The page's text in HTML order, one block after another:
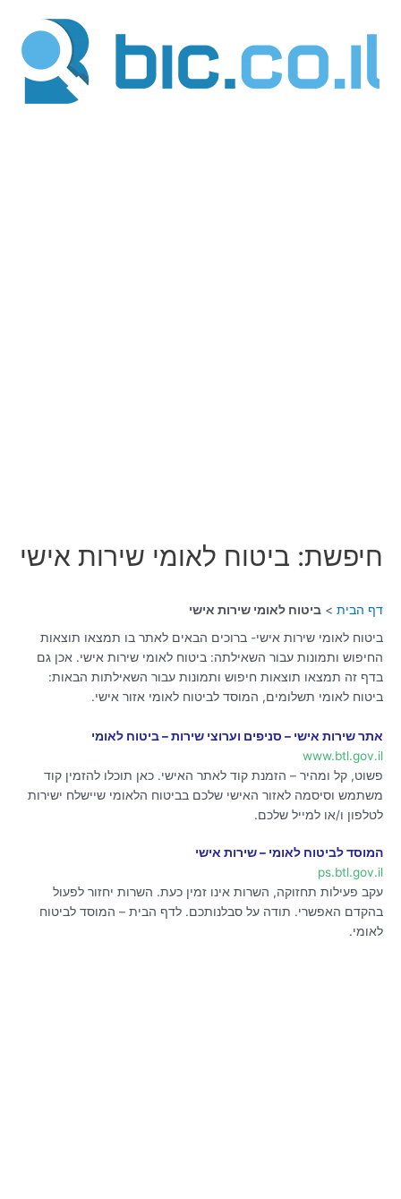
חיפשת: ביטוח לאומי שירות אישי
דף הבית
ביטוח לאומי שירות אישי
ביטוח לאומי שירות אישי- ברוכים הבאים לאתר בו תמצאו תוצאות
החיפוש ותמונות עבור השאילתה: ביטוח לאומי שירות אישי. אכן גם
בדף זה תמצאו תוצאות חיפוש ותמונות עבור השאילתות הבאות:
ביטוח לאומי תשלומים, המוסד לביטוח לאומי אזור אישי.
אתר שירות אישי – סניפים וערוצי שירות – ביטוח לאומי
www.btl.gov.il
פשוט, קל ומהיר – הזמנת קוד לאתר האישי. כאן תוכלו להזמין קוד
משתמש וסיסמה לאזור האישי שלכם בביטוח הלאומי שיישלח ישירות
לטלפון ו/או למייל שלכם.
המוסד לביטוח לאומי – שירות אישי
ps.btl.gov.il
עקב פעילות תחזוקה, השרות אינו זמין כעת. השרות יחזור לפעול
בהקדם האפשרי. תודה על סבלנותכם. לדף הבית – המוסד לביטוח
לאומי.